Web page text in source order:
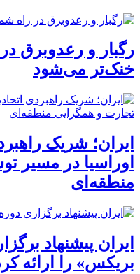
رگبار و رعدوبرق
خنک‌تر می‌شود
ایران؛ شریک
اوراسیا در مسیر
منطقه‌ای
ایران پیشنهاد
بریکس» را ارائه